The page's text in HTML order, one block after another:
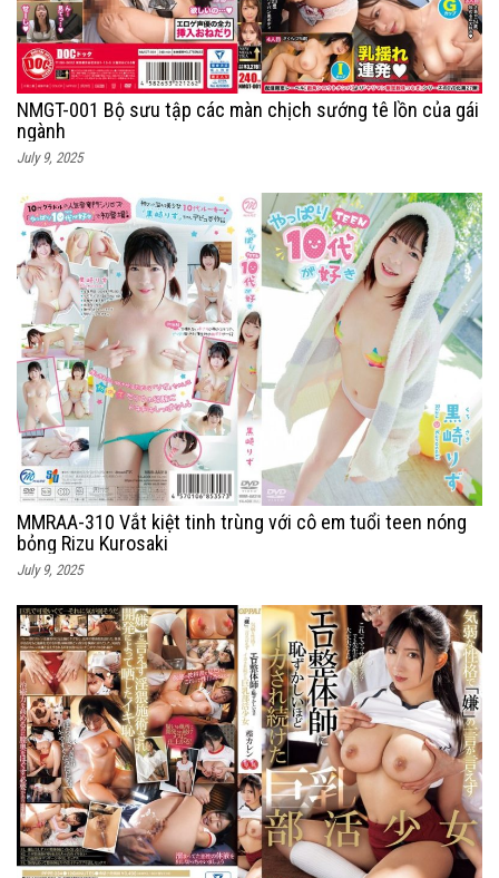
NMGT-001 Bộ sưu tập các màn chịch sướng tê lồn của gái
ngành
July 9, 2025
MMRAA-310 Vắt kiệt tinh trùng với cô em tuổi teen nóng
bỏng Rizu Kurosaki
July 9, 2025